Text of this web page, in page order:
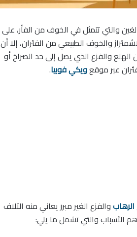
والتي تتمثل في الخوف من الفأر، على
والخوف الطبيعي من الفئران، إلا أن
والفزع الذي يصل إلى حد الصراخ أو
عبر موقعويكي فوبيا.
الرهابوالفزع الغير مبرر يعاني منه الآلاف